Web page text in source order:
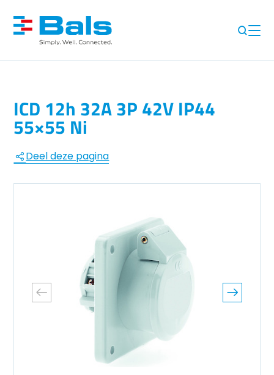
ICD 12h 32A 3P 42V IP44
55×55 Ni
Deel deze pagina